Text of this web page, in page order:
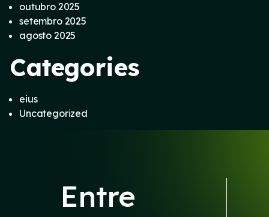
outubro 2025
setembro 2025
agosto 2025
Categories
eius
Uncategorized
Entre